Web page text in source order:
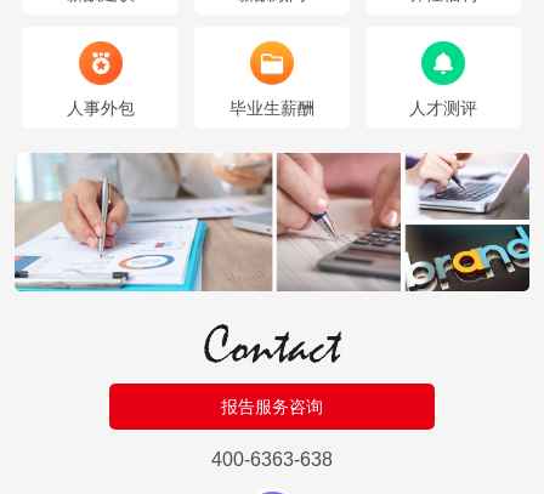
营销策略提供科学依据,是分析企业的经营状况、竞争力度、发展前景的重要
手段，也可以为企业的投资和营销策略提供支持性数据。在现代商业社会
中，各行业研究已经是企业经营过程中非常重要的市场研究手段。
薪酬整体解决方案：薪酬网的服务包括了各行业的薪酬数据分析与企业人力
顾问智库支持，同时拥有大量的行业人才发展历史数据。从而为每个企业节
约成本，提高人力资源效力。薪酬网的全面薪酬服务以企业战略为中心，到
企业战略实施所需的人才需求分解，根据企业所在行业和地区不同的人才分
布情况，进行岗位内部公平性和外部竞争力综合分析，精准确定公司人才战
略定位，确定人才发展规划，明确公司薪酬策略调整方案、保证公司在激烈
的竞争环境中稳定所在行业市场地位。
薪酬网目标：成为全球领先的人力资源薪酬大数据服务提
人事外包 毕业生薪酬 人才测评
报告服务咨询
400-6363-638